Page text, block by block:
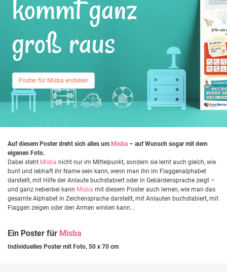
kommt ganz
groß raus
Poster für Misba erstellen
Auf diesem Poster dreht sich alles um Misba – auf Wunsch sogar mit dem
eigenen Foto.
Dabei steht Misba nicht nur im Mittelpunkt, sondern sie lernt auch gleich, wie
bunt und lebhaft ihr Name sein kann, wenn man ihn im Flaggenalphabet
darstellt, mit Hilfe der Anlaute buchstabiert oder in Gebärdensprache zeigt –
und ganz nebenbei kann Misba mit diesem Poster auch lernen, wie man das
gesamte Alphabet in Zeichensprache darstellt, mit Anlauten buchstabiert, mit
Flaggen zeigen oder den Armen winken kann...
Ein Poster für Misba
Individuelles Poster mit Foto, 50 x 70 cm